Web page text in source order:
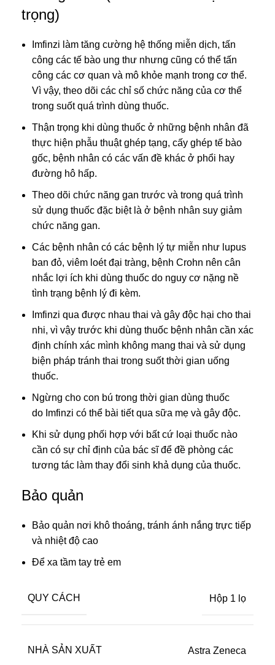
trọng)
Imfinzi làm tăng cường hệ thống miễn dịch, tấn
công các tế bào ung thư nhưng cũng có thể tấn
công các cơ quan và mô khỏe mạnh trong cơ thể.
Vì vậy, theo dõi các chỉ số chức năng của cơ thể
trong suốt quá trình dùng thuốc.
Thận trọng khi dùng thuốc ở những bệnh nhân đã
thực hiện phẫu thuật ghép tạng, cấy ghép tế bào
gốc, bệnh nhân có các vấn đề khác ở phổi hay
đường hô hấp.
Theo dõi chức năng gan trước và trong quá trình
sử dụng thuốc đặc biệt là ở bệnh nhân suy giảm
chức năng gan.
Các bệnh nhân có các bệnh lý tự miễn như lupus
ban đỏ, viêm loét đại tràng, bệnh Crohn nên cân
nhắc lợi ích khi dùng thuốc do nguy cơ nặng nề
tình trạng bệnh lý đi kèm.
Imfinzi qua được nhau thai và gây độc hại cho thai
nhi, vì vậy trước khi dùng thuốc bệnh nhân cần xác
định chính xác mình không mang thai và sử dụng
biện pháp tránh thai trong suốt thời gian uống
thuốc.
Ngừng cho con bú trong thời gian dùng thuốc
do Imfinzi có thể bài tiết qua sữa mẹ và gây độc.
Khi sử dụng phối hợp với bất cứ loại thuốc nào
cần có sự chỉ định của bác sĩ để đề phòng các
tương tác làm thay đổi sinh khả dụng của thuốc.
Bảo quản
Bảo quản nơi khô thoáng, tránh ánh nắng trực tiếp
và nhiệt độ cao
Để xa tầm tay trẻ em
QUY CÁCH Hộp 1 lọ
NHÀ SẢN XUẤT Astra Zeneca